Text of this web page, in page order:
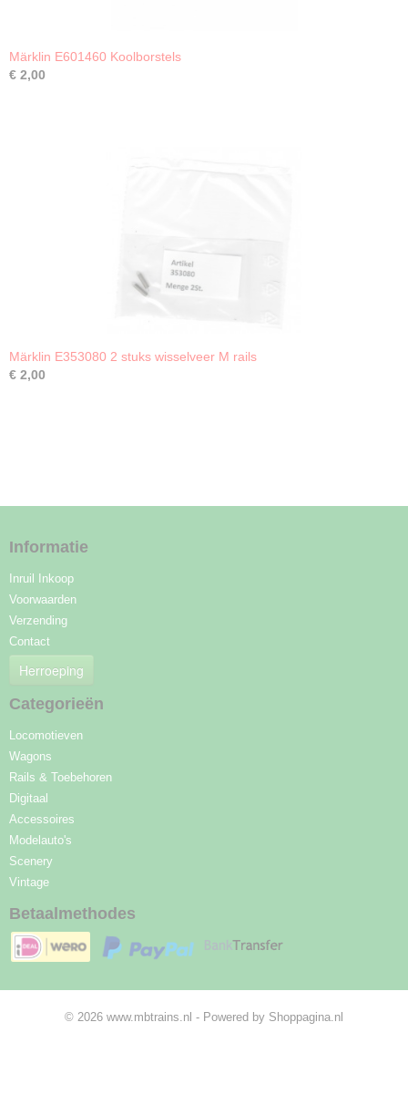
Märklin E601460 Koolborstels
€ 2,00
Märklin E353080 2 stuks wisselveer M rails
€ 2,00
Informatie
Inruil Inkoop
Voorwaarden
Verzending
Contact
Herroeping
Categorieën
Locomotieven
Wagons
Rails & Toebehoren
Digitaal
Accessoires
Modelauto's
Scenery
Vintage
Betaalmethodes
© 2026 www.mbtrains.nl - Powered by Shoppagina.nl